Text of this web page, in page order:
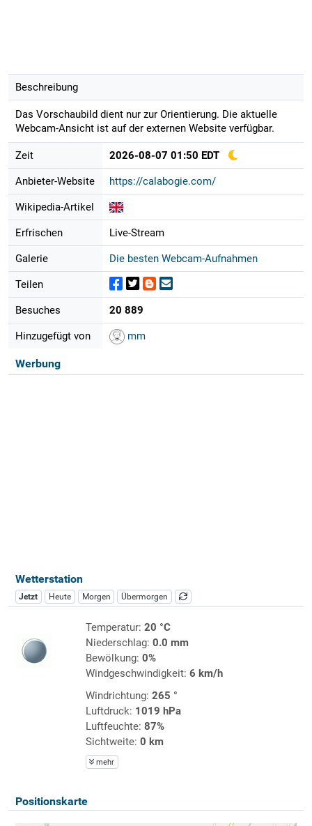
Beschreibung
Das Vorschaubild dient nur zur Orientierung. Die aktuelle
Webcam-Ansicht ist auf der externen Website verfügbar.
Zeit 2026-08-07 01:50 EDT
Anbieter-Website https://calabogie.com/
Wikipedia-Artikel
Erfrischen Live-Stream
Galerie Die besten Webcam-Aufnahmen
Teilen
Besuches 20 889
Hinzugefügt von mm
Werbung
Wetterstation
Jetzt Heute Morgen Übermorgen
Temperatur: 20 °C
Niederschlag: 0.0 mm
Bewölkung: 0%
Windgeschwindigkeit: 6 km/h
Windrichtung: 265 °
Luftdruck: 1019 hPa
Luftfeuchte: 87%
Sichtweite: 0 km
mehr
Positionskarte